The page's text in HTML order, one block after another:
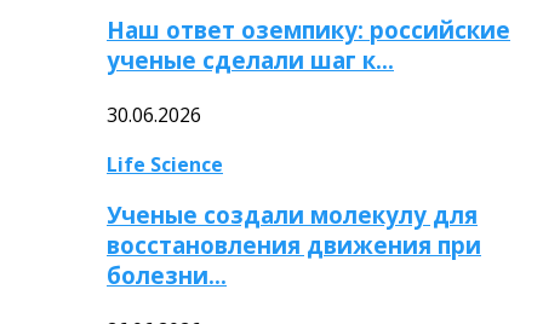
Наш ответ оземпику: российские
ученые сделали шаг к…
30.06.2026
Life Science
Ученые создали молекулу для
восстановления движения при
болезни…